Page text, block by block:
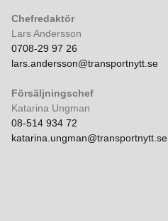
Chefredaktör
Lars Andersson
0708-29 97 26
lars.andersson@transportnytt.se
Försäljningschef
Katarina Ungman
08-514 934 72
katarina.ungman@transportnytt.se